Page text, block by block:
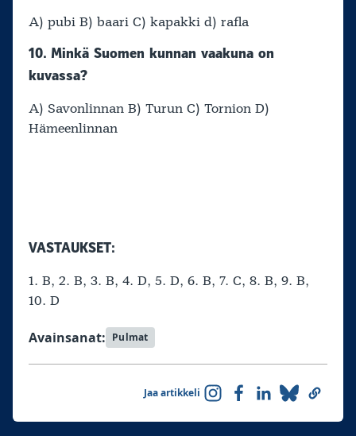
A) pubi B) baari C) kapakki d) rafla
10. Minkä Suomen kunnan vaakuna on
kuvassa?
A) Savonlinnan B) Turun C) Tornion D)
Hämeenlinnan
VASTAUKSET:
1. B, 2. B, 3. B, 4. D, 5. D, 6. B, 7. C, 8. B, 9. B,
10. D
Avainsanat: Pulmat
Jaa artikkeli